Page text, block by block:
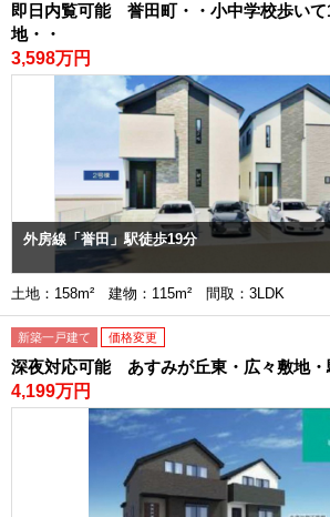
即日内覧可能 誉田町・・小中学校歩いて
地・・
3,598万円
外房線「誉田」駅徒歩19分
土地：158m² 建物：115m² 間取：3LDK
新築一戸建て 価格変更
深夜対応可能 あすみが丘東・広々敷地・
4,199万円